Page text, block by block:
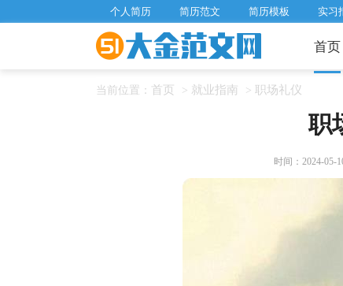
个人简历 简历范文 简历模板 实习
首页
当前位置： 首页 > 就业指南 > 职场礼仪
职
时间：2024-05-